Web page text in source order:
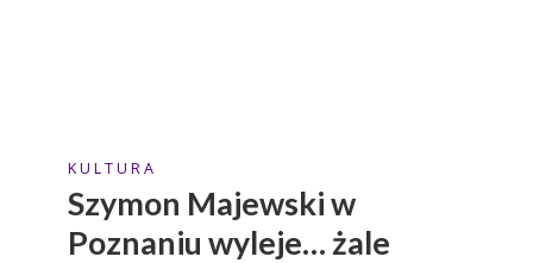
K U L T U R A
Szymon Majewski w
Poznaniu wyleje… żale